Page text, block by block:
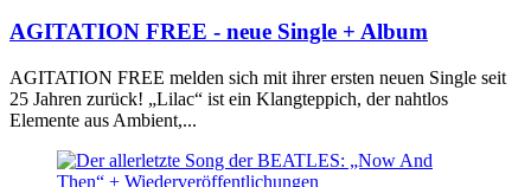
AGITATION FREE - neue Single + Album
AGITATION FREE melden sich mit ihrer ersten neuen Single seit
25 Jahren zurück! „Lilac“ ist ein Klangteppich, der nahtlos
Elemente aus Ambient,...